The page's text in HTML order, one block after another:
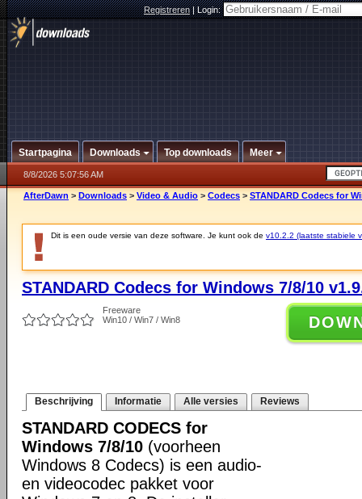
Registreren|Login:
Startpagina Downloads Top downloads Meer
8/8/2026 5:07:56 AM
AfterDawn > Downloads > Video & Audio > Codecs > STANDARD Codecs for
Dit is een oude versie van deze software. Je kunt ook de v10.2.2 (laatste stabiele
STANDARD Codecs for Windows 7/8/10
Freeware
Win10 / Win7 / Win8
Beschrijving Informatie Alle versies Reviews
STANDARD CODECS for
Windows 7/8/10 (voorheen
Windows 8 Codecs) is een audio-
en videocodec pakket voor